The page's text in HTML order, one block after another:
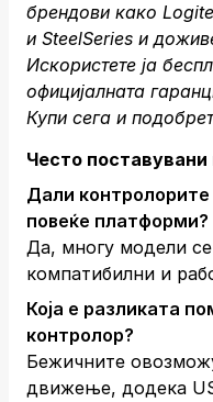
брендови како
и SteelSeries и
Искористете ја
официјалната
Купи сега и
Често
Дали
повеќе платформи?
Да, многу модели
компатибилни и
Која е разликата
контролор?
Бежичните
движење, додека